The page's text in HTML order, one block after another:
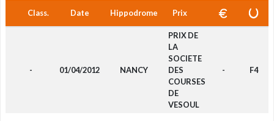
Class. Date Hippodrome Prix
- 01/04/2012 NANCY
PRIX DE
LA
SOCIETE
DES
COURSES
DE
VESOUL
- F4